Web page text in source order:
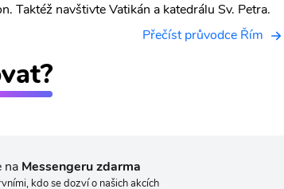
Taktéž navštivte Vatikán a katedrálu Sv. Petra.
Přečíst průvodce Řím
na Messengeru zdarma
kdo se dozví o našich akcích